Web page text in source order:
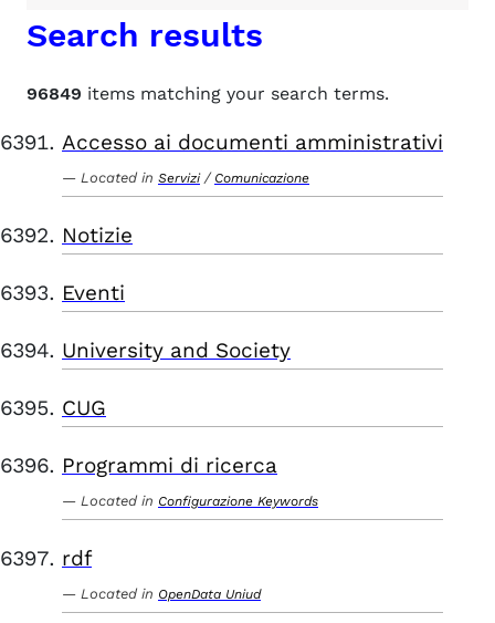
Search results
96849 items matching your search terms.
Accesso ai documenti amministrativi
Located in Servizi / Comunicazione
Notizie
Eventi
University and Society
CUG
Programmi di ricerca
Located in Configurazione Keywords
rdf
Located in OpenData Uniud